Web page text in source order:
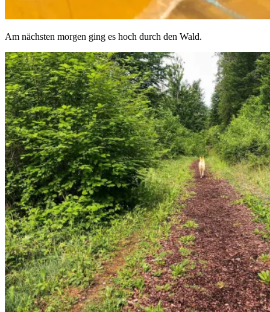
Am nächsten morgen ging es hoch durch den Wald.